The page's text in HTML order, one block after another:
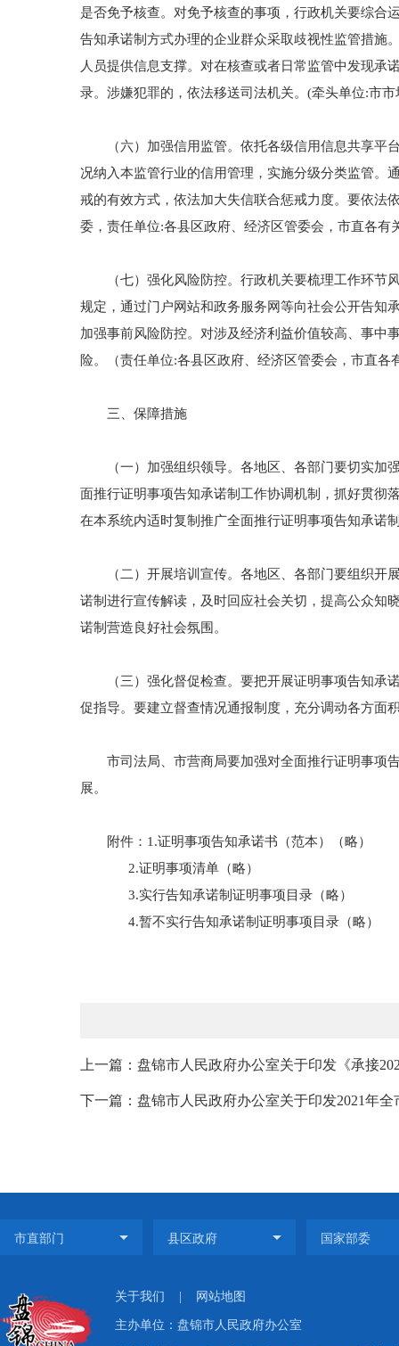
是否免予核查。对免予核查的事项，行政机关要综合
告知承诺制方式办理的企业群众采取歧视性监管措施
人员提供信息支撑。对在核查或者日常监管中发现承
录。涉嫌犯罪的，依法移送司法机关。(牵头单位:市
（六）加强信用监管。依托各级信用信息共享平台
况纳入本监管行业的信用管理，实施分级分类监管。
戒的有效方式，依法加大失信联合惩戒力度。要依法
委，责任单位:各县区政府、经济区管委会，市直各有
（七）强化风险防控。行政机关要梳理工作环节风
规定，通过门户网站和政务服务网等向社会公开告知
加强事前风险防控。对涉及经济利益价值较高、事中
险。（责任单位:各县区政府、经济区管委会，市直各
三、保障措施
（一）加强组织领导。各地区、各部门要切实加强
面推行证明事项告知承诺制工作协调机制，抓好贯彻
在本系统内适时复制推广全面推行证明事项告知承诺
（二）开展培训宣传。各地区、各部门要组织开展
诺制进行宣传解读，及时回应社会关切，提高公众知
诺制营造良好社会氛围。
（三）强化督促检查。要把开展证明事项告知承诺
促指导。要建立督查情况通报制度，充分调动各方面
市司法局、市营商局要加强对全面推行证明事项告
展。
附件：1.证明事项告知承诺书（范本）（略）
2.证明事项清单（略）
3.实行告知承诺制证明事项目录（略）
4.暂不实行告知承诺制证明事项目录（略
上一篇：盘锦市人民政府办公室关于印发《承接
下一篇：盘锦市人民政府办公室关于印发2021年
关于我们 网站地图
主办单位：盘锦市人民政府办公室